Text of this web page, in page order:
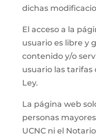
dichas
El acceso a la
usuario es libre y
contenido y/o
usuario las tarifas
Ley.
La página web
personas
UCNC ni el